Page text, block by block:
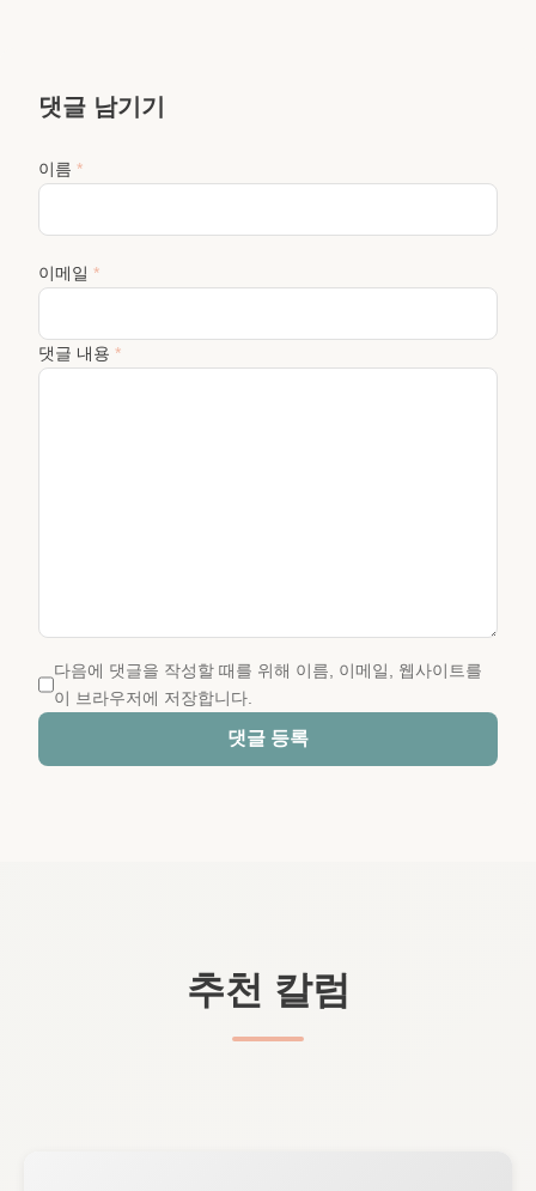
댓글 남기기
이름 *
이메일 *
댓글 내용 *
다음에 댓글을 작성할 때를 위해 이름, 이메일, 웹사이트를
이 브라우저에 저장합니다.
댓글 등록
추천 칼럼